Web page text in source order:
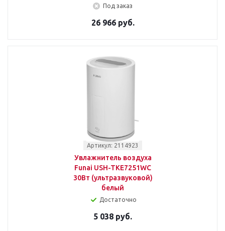
Под заказ
26 966 руб.
Артикул: 2114923
Увлажнитель воздуха
Funai USH-TKE7251WC
30Вт (ультразвуковой)
белый
Достаточно
5 038 руб.